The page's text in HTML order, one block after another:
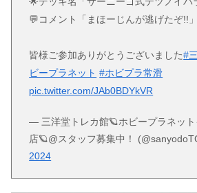
💬コメント「まほーじんが逃げたぞ!!」
皆様ご参加ありがとうございました#
ビープラネット #ホビプラ常滑
pic.twitter.com/JAb0BDYkVR
— 三洋堂トレカ館🪐ホビープラネッ
店🪐@スタッフ募集中！
2024